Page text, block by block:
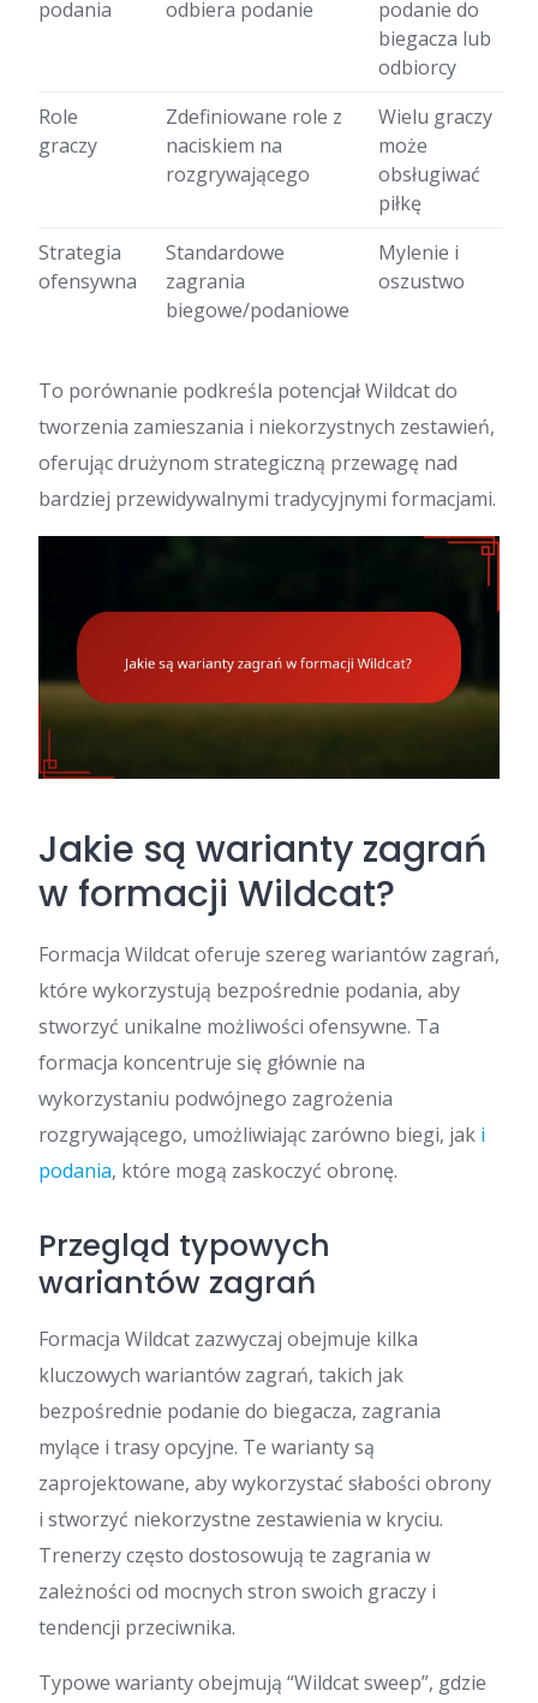
podania
odbiera podanie
podanie do
biegacza lub
odbiorcy
Role
graczy
Zdefiniowane role z
naciskiem na
rozgrywającego
Wielu graczy
może
obsługiwać
piłkę
Strategia
ofensywna
Standardowe
zagrania
biegowe/podaniowe
Mylenie i
oszustwo
To porównanie podkreśla potencjał Wildcat do
tworzenia zamieszania i niekorzystnych zestawień,
oferując drużynom strategiczną przewagę nad
bardziej przewidywalnymi tradycyjnymi formacjami.
Jakie są warianty zagrań
w formacji Wildcat?
Formacja Wildcat oferuje szereg wariantów zagrań,
które wykorzystują bezpośrednie podania, aby
stworzyć unikalne możliwości ofensywne. Ta
formacja koncentruje się głównie na
wykorzystaniu podwójnego zagrożenia
rozgrywającego, umożliwiając zarówno biegi, jak i
podania, które mogą zaskoczyć obronę.
Przegląd typowych
wariantów zagrań
Formacja Wildcat zazwyczaj obejmuje kilka
kluczowych wariantów zagrań, takich jak
bezpośrednie podanie do biegacza, zagrania
mylące i trasy opcyjne. Te warianty są
zaprojektowane, aby wykorzystać słabości obrony
i stworzyć niekorzystne zestawienia w kryciu.
Trenerzy często dostosowują te zagrania w
zależności od mocnych stron swoich graczy i
tendencji przeciwnika.
Typowe warianty obejmują “Wildcat sweep”, gdzie